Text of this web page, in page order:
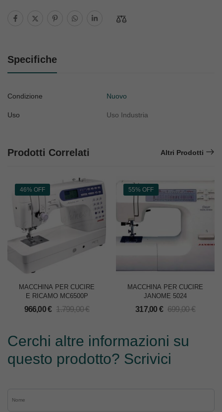
Specifiche
Condizione Nuovo
Uso Uso Industria
Prodotti Correlati Altri Prodotti
46% OFF
MACCHINA PER CUCIRE
E RICAMO MC6500P
966,00€ 1.799,00€
55% OFF
MACCHINA PER CUCIRE
JANOME 5024
317,00 € 699,00€
Cerchi altre informazioni su
questo prodotto? Scrivici